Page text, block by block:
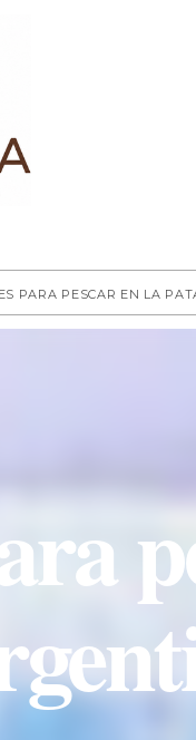
para pescar en la